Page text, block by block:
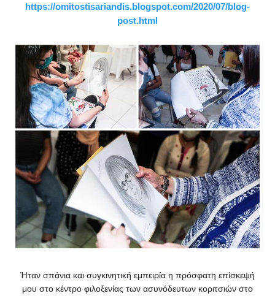
https://omitostisariandis.blogspot.com/2020/07/blog-
post.html
Ήταν σπάνια και συγκινητική εμπειρία η πρόσφατη επίσκεψή
μου στο κέντρο φιλοξενίας των ασυνόδευτων κοριτσιών στο